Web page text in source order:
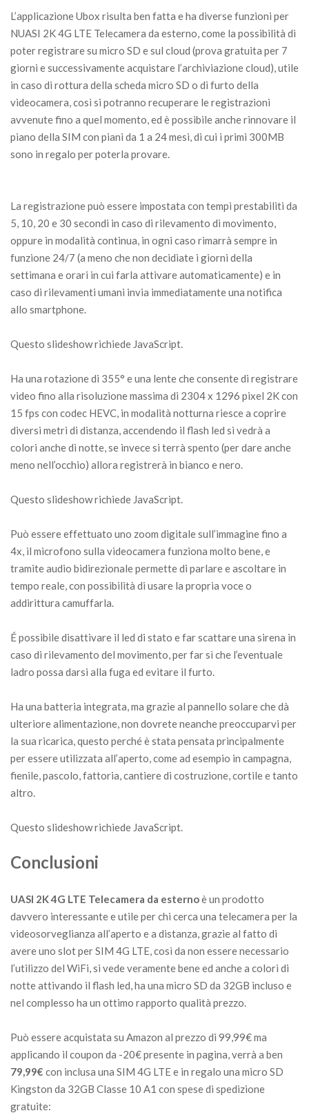
L’applicazione Ubox risulta ben fatta e ha diverse funzioni per
NUASI 2K 4G LTE Telecamera da esterno, come la possibilità di
poter registrare su micro SD e sul cloud (prova gratuita per 7
giorni e successivamente acquistare l’archiviazione cloud), utile
in caso di rottura della scheda micro SD o di furto della
videocamera, così si potranno recuperare le registrazioni
avvenute fino a quel momento, ed è possibile anche rinnovare il
piano della SIM con piani da 1 a 24 mesi, di cui i primi 300MB
sono in regalo per poterla provare.
La registrazione può essere impostata con tempi prestabiliti da
5, 10, 20 e 30 secondi in caso di rilevamento di movimento,
oppure in modalità continua, in ogni caso rimarrà sempre in
funzione 24/7 (a meno che non decidiate i giorni della
settimana e orari in cui farla attivare automaticamente) e in
caso di rilevamenti umani invia immediatamente una notifica
allo smartphone.
Questo slideshow richiede JavaScript.
Ha una rotazione di 355° e una lente che consente di registrare
video fino alla risoluzione massima di 2304 x 1296 pixel 2K con
15 fps con codec HEVC, in modalità notturna riesce a coprire
diversi metri di distanza, accendendo il flash led si vedrà a
colori anche di notte, se invece si terrà spento (per dare anche
meno nell’occhio) allora registrerà in bianco e nero.
Questo slideshow richiede JavaScript.
Può essere effettuato uno zoom digitale sull’immagine fino a
4x, il microfono sulla videocamera funziona molto bene, e
tramite audio bidirezionale permette di parlare e ascoltare in
tempo reale, con possibilità di usare la propria voce o
addirittura camuffarla.
É possibile disattivare il led di stato e far scattare una sirena in
caso di rilevamento del movimento, per far sì che l’eventuale
ladro possa darsi alla fuga ed evitare il furto.
Ha una batteria integrata, ma grazie al pannello solare che dà
ulteriore alimentazione, non dovrete neanche preoccuparvi per
la sua ricarica, questo perché è stata pensata principalmente
per essere utilizzata all’aperto, come ad esempio in campagna,
fienile, pascolo, fattoria, cantiere di costruzione, cortile e tanto
altro.
Questo slideshow richiede JavaScript.
Conclusioni
UASI 2K 4G LTE Telecamera da esternoè un prodotto
davvero interessante e utile per chi cerca una telecamera per la
videosorveglianza all’aperto e a distanza, grazie al fatto di
avere uno slot per SIM 4G LTE, così da non essere necessario
l’utilizzo del WiFi, si vede veramente bene ed anche a colori di
notte attivando il flash led, ha una micro SD da 32GB incluso e
nel complesso ha un ottimo rapporto qualità prezzo.
Può essere acquistata su Amazon al prezzo di 99,99€ ma
applicando il coupon da -20€ presente in pagina, verrà a ben
79,99€ con inclusa una SIM 4G LTE e in regalo una micro SD
Kingston da 32GB Classe 10 A1 con spese di spedizione
gratuite: